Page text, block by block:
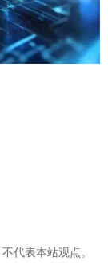
代表本站观点。